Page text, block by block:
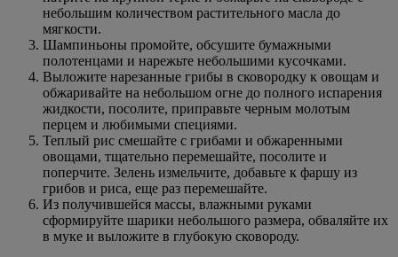
небольшим количеством растительного масла до
мягкости.
Шампиньоны промойте, обсушите бумажными
полотенцами и нарежьте небольшими кусочками.
Выложите нарезанные грибы в сковородку к овощам и
обжаривайте на небольшом огне до полного испарения
жидкости, посолите, приправьте черным молотым
перцем и любимыми специями.
Теплый рис смешайте с грибами и обжаренными
овощами, тщательно перемешайте, посолите и
поперчите. Зелень измельчите, добавьте к фаршу из
грибов и риса, еще раз перемешайте.
Из получившейся массы, влажными руками
сформируйте шарики небольшого размера, обваляйте их
в муке и выложите в глубокую сковороду.